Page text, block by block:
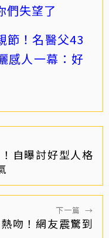
們失望了
節！名醫父43
人一幕：好
自曝討好型人格
下一篇 →
吻！網友震驚到